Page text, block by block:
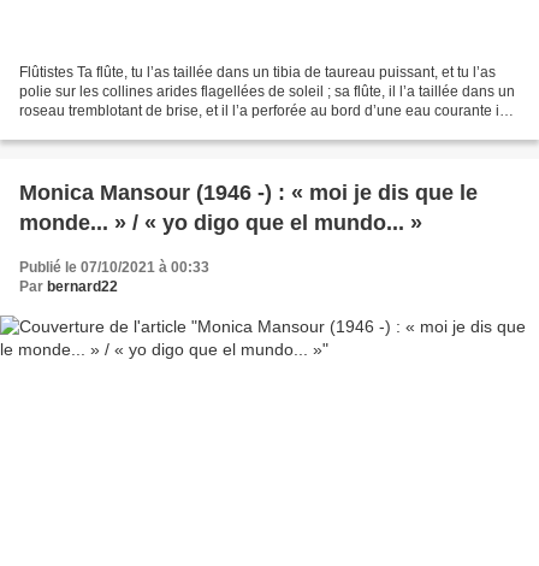
Flûtistes Ta flûte, tu l’as taillée dans un tibia de taureau puissant, et tu l’as
polie sur les collines arides flagellées de soleil ; sa flûte, il l’a taillée dans un
roseau tremblotant de brise, et il l’a perforée au bord d’une eau courante ivre
Monica Mansour (1946 -) : « moi je dis que le
monde... » / « yo digo que el mundo... »
Publié le 07/10/2021 à 00:33
Par bernard22